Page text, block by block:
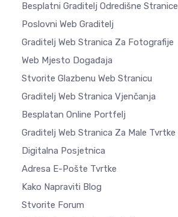
Besplatni Graditelj Odredišne Stranice
Poslovni Web Graditelj
Graditelj Web Stranica Za Fotografije
Web Mjesto Događaja
Stvorite Glazbenu Web Stranicu
Graditelj Web Stranica Vjenčanja
Besplatan Online Portfelj
Graditelj Web Stranica Za Male Tvrtke
Digitalna Posjetnica
Adresa E-Pošte Tvrtke
Kako Napraviti Blog
Stvorite Forum